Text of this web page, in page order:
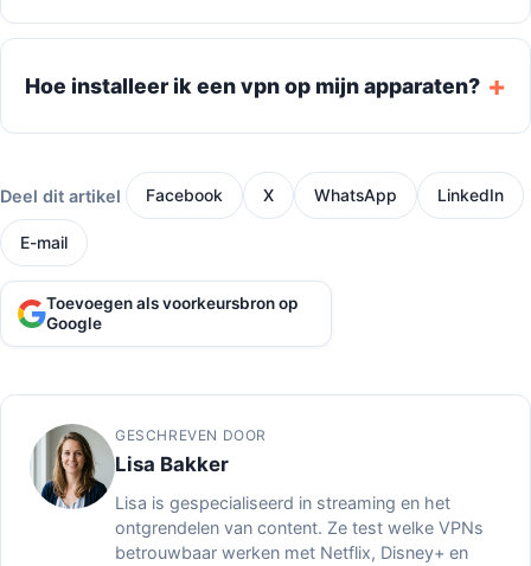
Hoe installeer ik een vpn op mijn apparaten?
Deel dit artikel Facebook X WhatsApp LinkedIn
E-mail
Toevoegen als voorkeursbron op
Google
GESCHREVEN DOOR
Lisa Bakker
Lisa is gespecialiseerd in streaming en het
ontgrendelen van content. Ze test welke VPNs
betrouwbaar werken met Netflix, Disney+ en